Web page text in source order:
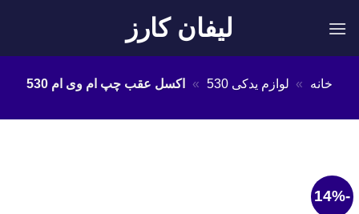
لیفان کارز
خانه » لوازم یدکی 530 » اکسل عقب چپ ام وی ام 530
-14%